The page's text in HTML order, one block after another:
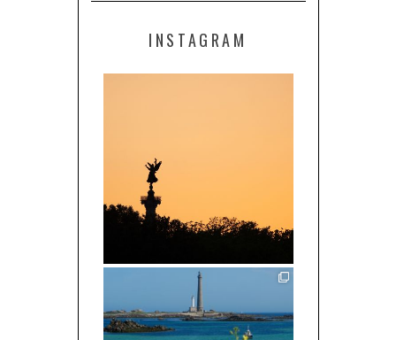
INSTAGRAM